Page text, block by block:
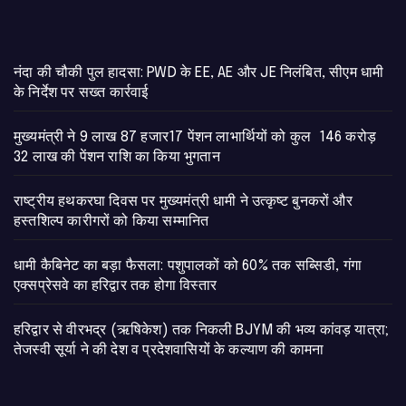
नंदा की चौकी पुल हादसा: PWD के EE, AE और JE निलंबित, सीएम धामी
के निर्देश पर सख्त कार्रवाई
मुख्यमंत्री ने 9 लाख 87 हजार17 पेंशन लाभार्थियों को कुल 146 करोड़
32 लाख की पेंशन राशि का किया भुगतान
राष्ट्रीय हथकरघा दिवस पर मुख्यमंत्री धामी ने उत्कृष्ट बुनकरों और
हस्तशिल्प कारीगरों को किया सम्मानित
​धामी कैबिनेट का बड़ा फैसला: पशुपालकों को 60% तक सब्सिडी, गंगा
एक्सप्रेसवे का हरिद्वार तक होगा विस्तार
​हरिद्वार से वीरभद्र (ऋषिकेश) तक निकली BJYM की भव्य कांवड़ यात्रा;
तेजस्वी सूर्या ने की देश व प्रदेशवासियों के कल्याण की कामना